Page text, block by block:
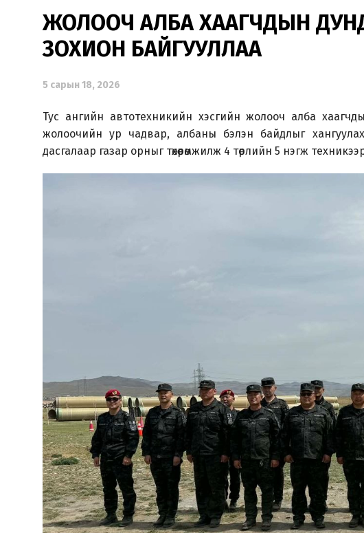
ЖОЛООЧ АЛБА ХААГЧДЫН
ЗОХИОН БАЙГУУЛЛАА
5 сарын 18, 2026
Тус ангийн автотехникийн хэсгийн жолооч алба
жолоочийн ур чадвар, албаны бэлэн байдлыг
дасгалаар газар орныг төхөөрөмжилж 4 төрлийн 5 нэгж